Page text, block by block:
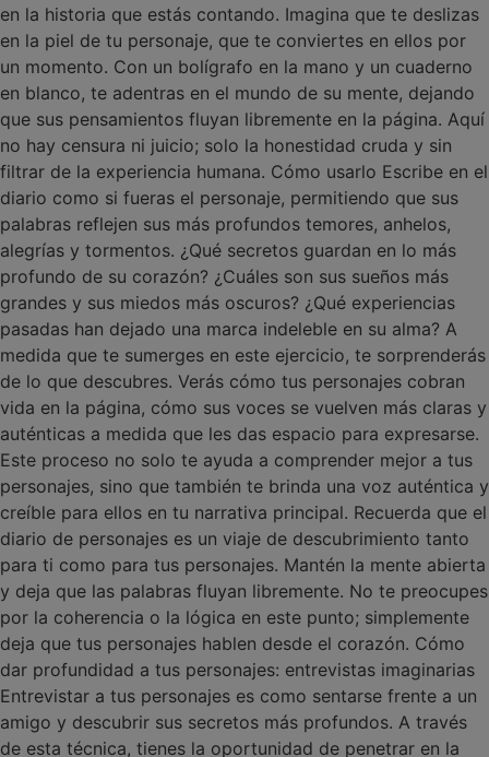
en la historia que estás contando. Imagina que te deslizas
en la piel de tu personaje, que te conviertes en ellos por
un momento. Con un bolígrafo en la mano y un cuaderno
en blanco, te adentras en el mundo de su mente, dejando
que sus pensamientos fluyan libremente en la página. Aquí
no hay censura ni juicio; solo la honestidad cruda y sin
filtrar de la experiencia humana. Cómo usarlo Escribe en el
diario como si fueras el personaje, permitiendo que sus
palabras reflejen sus más profundos temores, anhelos,
alegrías y tormentos. ¿Qué secretos guardan en lo más
profundo de su corazón? ¿Cuáles son sus sueños más
grandes y sus miedos más oscuros? ¿Qué experiencias
pasadas han dejado una marca indeleble en su alma? A
medida que te sumerges en este ejercicio, te sorprenderás
de lo que descubres. Verás cómo tus personajes cobran
vida en la página, cómo sus voces se vuelven más claras y
auténticas a medida que les das espacio para expresarse.
Este proceso no solo te ayuda a comprender mejor a tus
personajes, sino que también te brinda una voz auténtica y
creíble para ellos en tu narrativa principal. Recuerda que el
diario de personajes es un viaje de descubrimiento tanto
para ti como para tus personajes. Mantén la mente abierta
y deja que las palabras fluyan libremente. No te preocupes
por la coherencia o la lógica en este punto; simplemente
deja que tus personajes hablen desde el corazón. Cómo
dar profundidad a tus personajes: entrevistas imaginarias
Entrevistar a tus personajes es como sentarse frente a un
amigo y descubrir sus secretos más profundos. A través
de esta técnica, tienes la oportunidad de penetrar en la